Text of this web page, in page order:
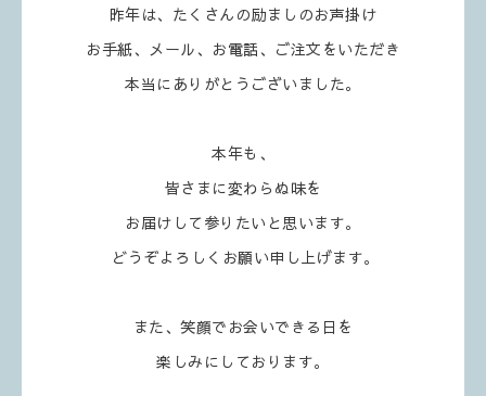
昨年は、たくさんの励ましのお声掛け
お手紙、メール、お電話、ご注文をいただき
本当にありがとうございました。
本年も、
皆さまに変わらぬ味を
お届けして参りたいと思います。
どうぞよろしくお願い申し上げます。
また、笑顔でお会いできる日を
楽しみにしております。